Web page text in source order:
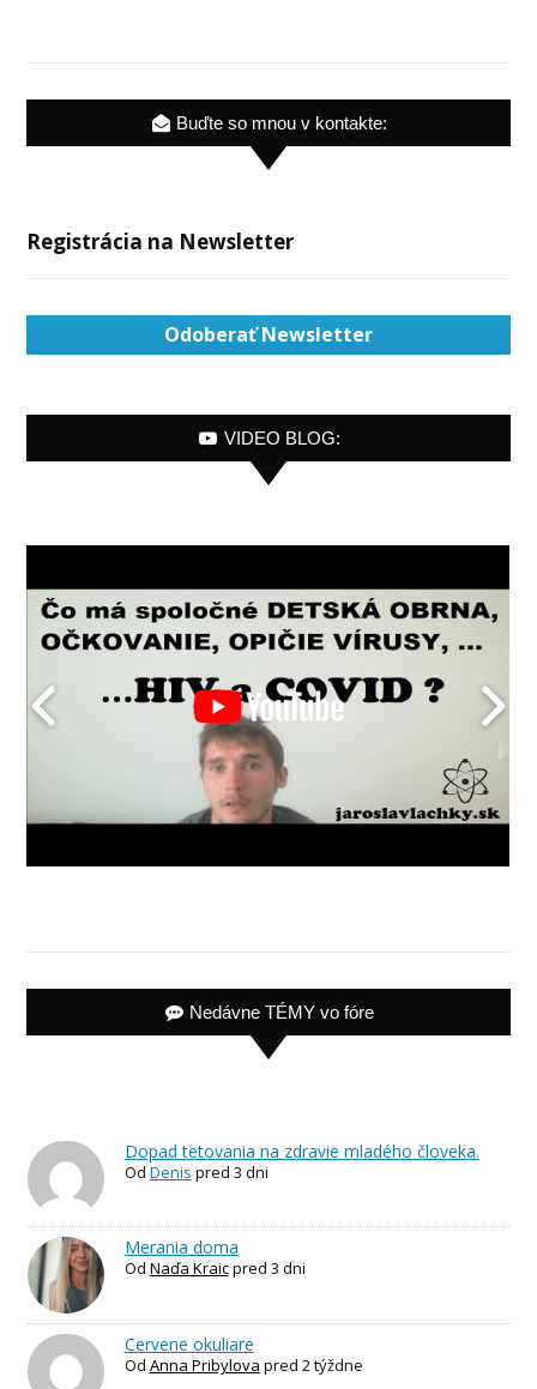
Buďte so mnou v kontakte:
Registrácia na Newsletter
Odoberať Newsletter
VIDEO BLOG:
Nedávne TÉMY vo fóre
Dopad tetovania na zdravie mladého človeka.
Od Denis pred 3 dni
Merania doma
Od Naďa Kraicpred 3 dni
Cervene okuliare
Od Anna Pribylova pred 2 týždne